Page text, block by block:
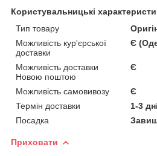
Користувальницькі
Тип товару
Можливість кур'єрської
доставки
Є
Можливість доставки
Новою поштою
Є
Можливість самовивозу
Є
Термін доставки
1-3 дні
Посадка
Приховати